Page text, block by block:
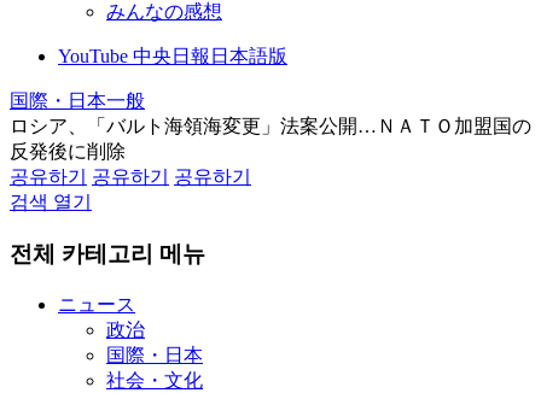
みんなの感想
YouTube 中央日報日本語版
国際・日本一般
ロシア、「バルト海領海変更」法案公開…ＮＡＴＯ加盟国の
反発後に削除
공유하기
공유하기
공유하기
검색 열기
전체 카테고리 메뉴
ニュース
政治
国際・日本
社会・文化